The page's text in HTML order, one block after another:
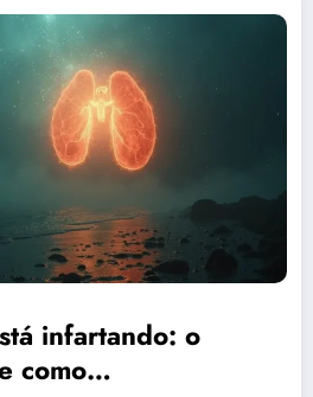
infartando: o
como